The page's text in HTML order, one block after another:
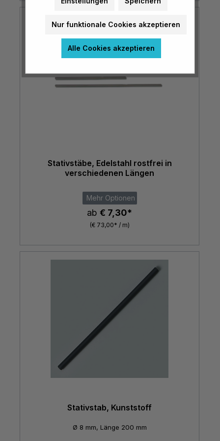
Stativstäbe, Edelstahl rostfrei in
verschiedenen Längen
Mehr Optionen
ab € 7,30*
(€ 73,00* / m)
Stativstab, Kunststoff
Ø 8 mm, Länge 200 mm
Nur funktionale Cookies akzeptieren
Alle Cookies akzeptieren